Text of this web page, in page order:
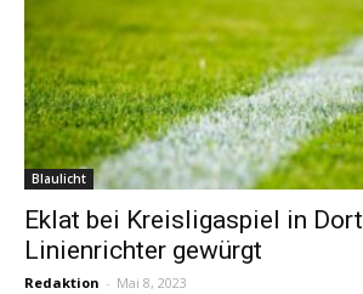
Blaulicht
Eklat bei Kreisligaspiel in
Linienrichter gewürgt
Redaktion - Mai 8, 2023